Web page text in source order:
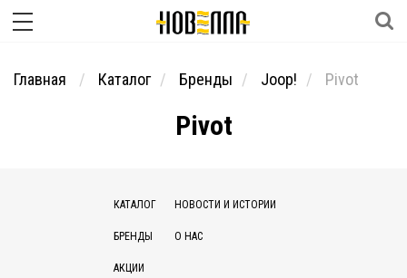
Главная Каталог Бренды Joop! Pivot
Pivot
КАТАЛОГ
БРЕНДЫ
АКЦИИ
НОВОСТИ И ИСТОРИИ
О НАС